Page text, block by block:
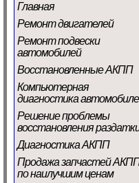
Главная
Ремонт двигателей
Ремонт подвески
автомобилей
Восстановленные АКПП
Компьютерная
диагностика
Решение проблемы
восстановления
Диагностика АКПП
Продажа запчастей
по наилучшим ценам